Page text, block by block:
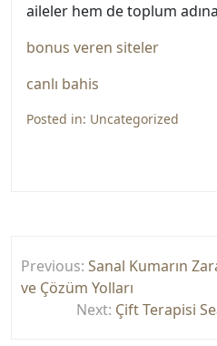
aileler hem de toplum
bonus veren siteler
canlı bahis
Posted in: Uncategorized
gezinmesi
Previous: Sanal Kumarın
ve Çözüm Yolları
Next: Çift Terapisi